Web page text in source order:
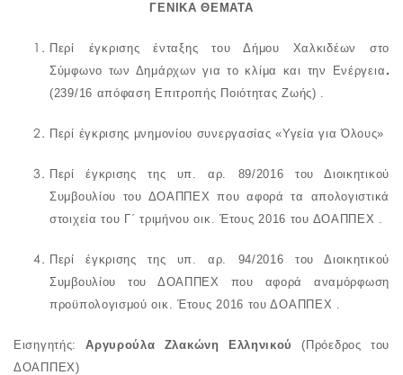
ΓΕΝΙΚΑ ΘΕΜΑΤΑ
Περί
έγκρισης ένταξης του Δήμου Χαλκιδέων στο
Σύμφωνο των Δημάρχων για το κλίμα και την Ενέργεια.
(239/16 απόφαση Επιτροπής Ποιότητας Ζωής) .
Περί έγκρισης μνημονίου συνεργασίας «Υγεία για Όλους»
Περί έγκρισης της υπ. αρ. 89/2016 του Διοικητικού
Συμβουλίου του ΔΟΑΠΠΕΧ που αφορά τα απολογιστικά
στοιχεία του Γ΄ τριμήνου οικ. Έτους 2016 του ΔΟΑΠΠΕΧ .
Περί έγκρισης της υπ. αρ. 94/2016 του Διοικητικού
Συμβουλίου του ΔΟΑΠΠΕΧ που αφορά αναμόρφωση
προϋπολογισμού οικ. Έτους 2016 του ΔΟΑΠΠΕΧ .
Εισηγητής:Αργυρούλα Ζλακώνη Ελληνικού
(Πρόεδρος του
ΔΟΑΠΠΕΧ)